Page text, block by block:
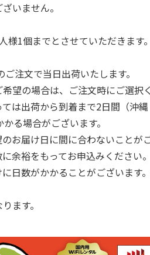
ル 30日
月
WiFiレンタル 3日プ
ラン WiMAX 無制限
(モバイル…
2,070円
ポータ
充電器
いません。
1個までとさせていただきます。
注文で当日出荷いたします。
望の場合は、ご注文時にご選択
は出荷から到着まで2日間（沖
る場合がございます。
お届け日に間に合わないことが
余裕をもってお申込みください。
日数がかかることがございます
ます。